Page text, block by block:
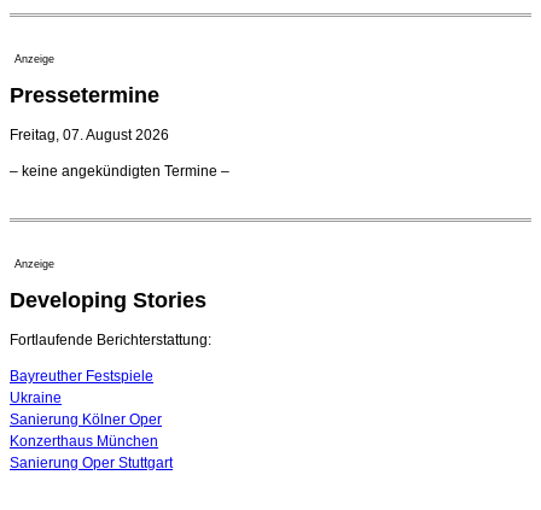
Kammerorchester Heilbronn: Chefdirigent Risto Joost
Opernhäuser gedenken vertriebener jüdischer
Ensemblemitglieder
Festspiele
Quatuor Ebène wird mit Bremer Musikfest-Preis
ausgezeichnet
04. August 2026 - 13:30 Uhr
Anzeige
Pressetermine
Freitag, 07. August 2026
– keine angekündigten Termine –
Anzeige
Developing Stories
Fortlaufende Berichterstattung:
Bayreuther Festspiele
Ukraine
Sanierung Kölner Oper
Konzerthaus München
Sanierung Oper Stuttgart